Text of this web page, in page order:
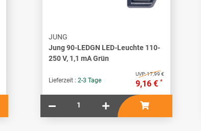
JUNG
Jung 90-LEDGN LED-Leuchte 110-
250 V, 1,1 mA Grün
Lieferzeit : 2-3 Tage
UVP:17,99 €
9,16 € *